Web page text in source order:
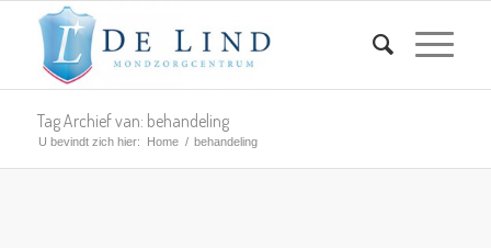
Tag Archief van: behandeling
U bevindt zich hier: Home / behandeling